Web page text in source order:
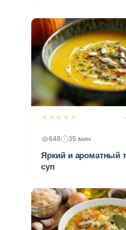
★★★★★
648 35 мин
Яркий и ароматный
суп